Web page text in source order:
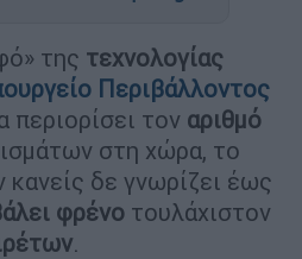
της τεχνολογίας
Περιβάλλοντος
περιορίσει τον αριθμό
στη χώρα, το
δε γνωρίζει έως
φρένο τουλάχιστον
.